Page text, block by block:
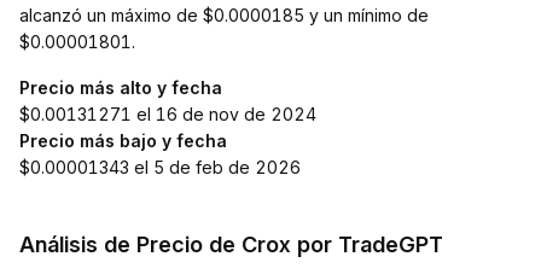
alcanzó un máximo de $0.0000185 y un mínimo de
$0.00001801.
Precio más alto y fecha
$0.00131271 el 16 de nov de 2024
Precio más bajo y fecha
$0.00001343 el 5 de feb de 2026
Análisis de Precio de Crox por TradeGPT